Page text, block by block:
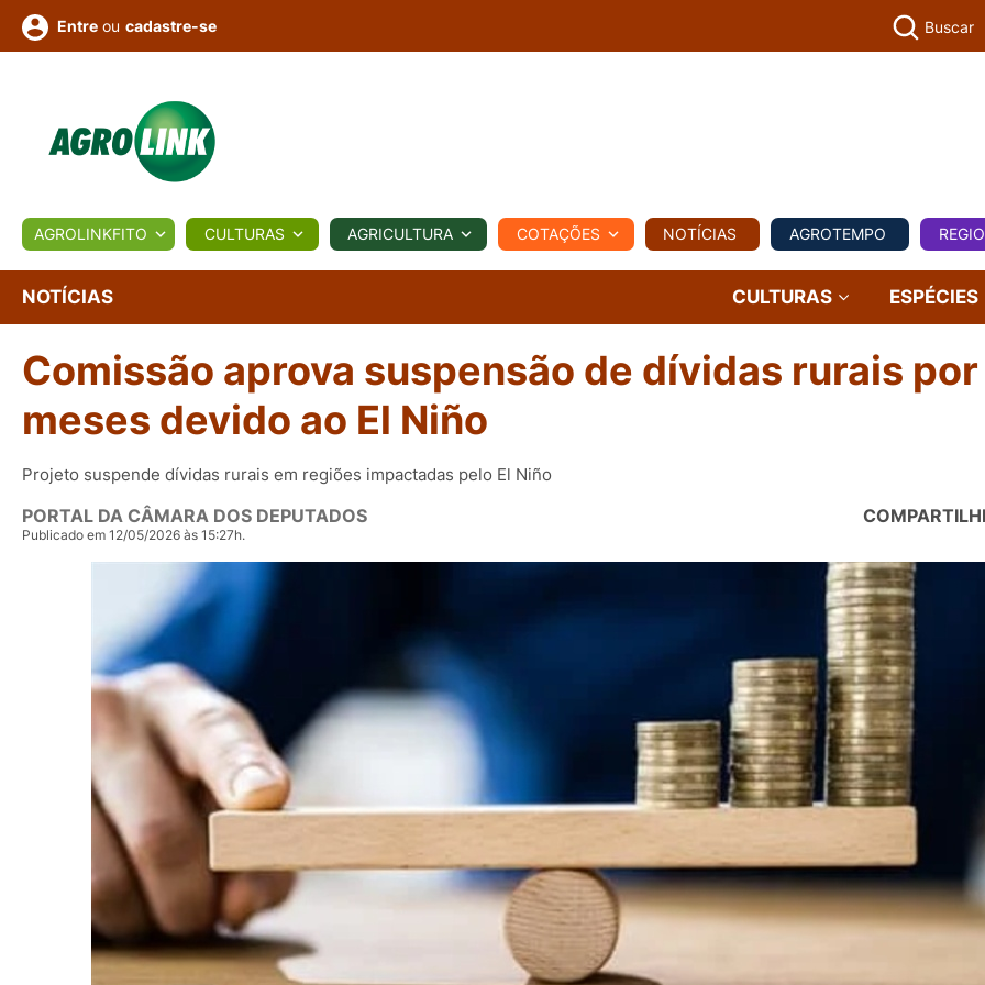
BIOLÓGICOS COTAÇÕES NOTÍCIAS AGROTEMPO REGIONAL COMERCIAL AGROVIAGENS
Conversor Colunistas Eventos
e
Vídeos
Entre ou cadastre-se Buscar
AGROLINKFITO CULTURAS AGRICULTURA COTAÇÕES NOTÍCIAS AGROTEMPO
NOTÍCIAS CULTURAS ESPÉCIES
Comissão aprova suspensão de dívidas rurais
meses devido ao El Niño
Projeto suspende dívidas rurais em regiões impactadas pelo El Niño
PORTAL DA CÂMARA DOS DEPUTADOS
Publicado em 12/05/2026 às 15:27h.